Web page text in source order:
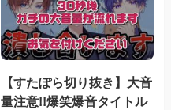
【すたぽら切り抜き】大音
量注意!!爆笑爆音タイトル